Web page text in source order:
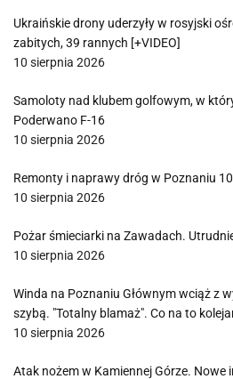
Ukraińskie drony uderzyły w rosyjski
zabitych, 39 rannych [+VIDEO]
10 sierpnia 2026
Samoloty nad klubem golfowym, w
Poderwano F-16
10 sierpnia 2026
Remonty i naprawy dróg w Poznaniu
10 sierpnia 2026
Pożar śmieciarki na Zawadach.
10 sierpnia 2026
Winda na Poznaniu Głównym wciąż z
szybą. "Totalny blamaż". Co na to
10 sierpnia 2026
Atak nożem w Kamiennej Górze. Nowe